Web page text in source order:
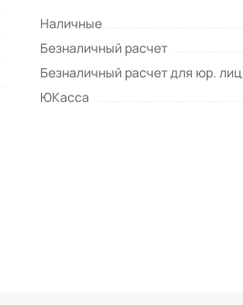
Наличные
Безналичный расчет
Безналичный расчет для юр. лиц
ЮКасса